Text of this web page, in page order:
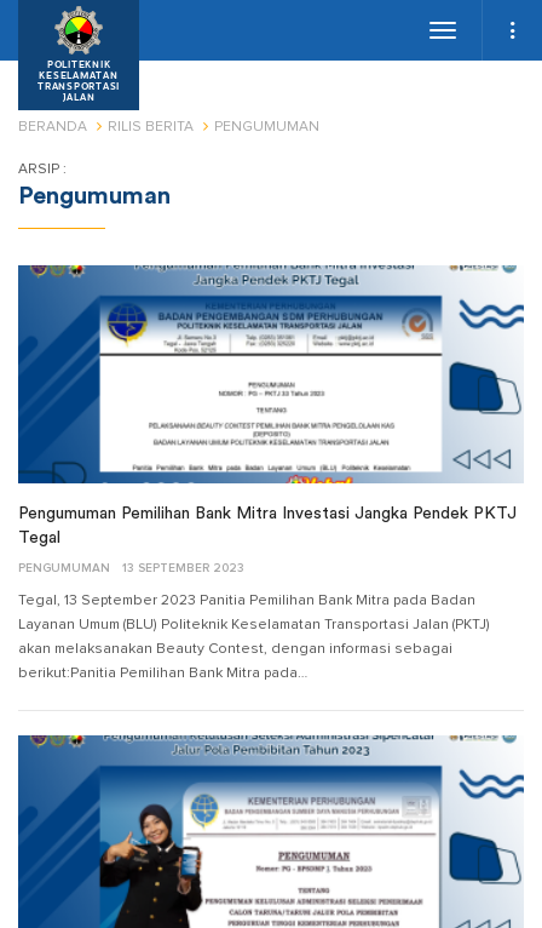
POLITEKNIK
KESELAMATAN
TRANSPORTASI
JALAN
Toggle
BERANDA RILIS BERITA PENGUMUMAN
ARSIP :
Pengumuman
Pengumuman Pemilihan Bank Mitra Investasi Jangka Pendek PKTJ
Tegal
PENGUMUMAN 13 SEPTEMBER 2023
Tegal, 13 September 2023 Panitia Pemilihan Bank Mitra pada Badan
Layanan Umum (BLU) Politeknik Keselamatan Transportasi Jalan (PKTJ)
akan melaksanakan Beauty Contest, dengan informasi sebagai
berikut:Panitia Pemilihan Bank Mitra pada…